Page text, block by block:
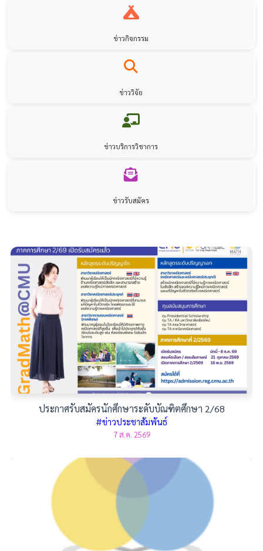
ข่าวกิจกรรม
ข่าววิจัย
ข่าวบริการวิชาการ
ข่าวรับสมัคร
ประกาศรับสมัครนักศึกษาระดับบัณฑิตศึกษา 2/68
#ข่าวประชาสัมพันธ์
7 ส.ค. 2569